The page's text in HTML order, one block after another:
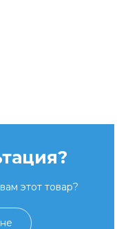
этот товар?